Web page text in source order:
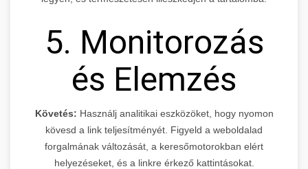
5. Monitorozás
és Elemzés
Követés: Használj analitikai eszközöket, hogy nyomon
kövesd a link teljesítményét. Figyeld a weboldalad
forgalmának változását, a keresőmotorokban elért
helyezéseket, és a linkre érkező kattintásokat.